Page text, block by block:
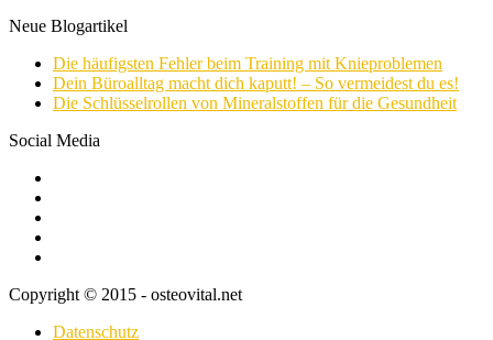
Neue Blogartikel
Die häufigsten Fehler beim Training mit Knieproblemen
Dein Büroalltag macht dich kaputt! – So vermeidest du es!
Die Schlüsselrollen von Mineralstoffen für die Gesundheit
Social Media
Copyright © 2015 - osteovital.net
Datenschutz